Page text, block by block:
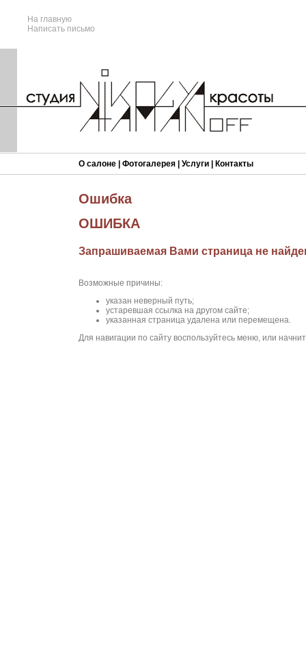
На главную
Написать письмо
О салоне Фотогалерея Услуги Контакты
Ошибка
ОШИБКА
Запрашиваемая Вами страница не
Возможные причины:
указан неверный путь;
устаревшая ссылка на другом сайте;
указанная страница удалена или перемещена.
Для навигации по сайту воспользуйтесь меню, или